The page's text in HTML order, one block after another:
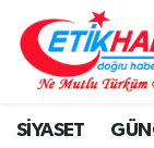
SİYASET
BİLİM-
DIŞ
Nöbetçi
Hava